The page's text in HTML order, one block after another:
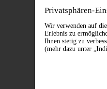
Privatsphären-
Wir verwenden auf
Erlebnis zu
Ihnen stetig zu
(mehr dazu unter